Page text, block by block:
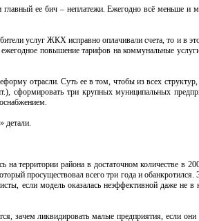
ее бич – неплатежи. Ежегодно всё меньше и
услуг ЖКХ исправно оплачивали счета, то и в
повышение тарифов на коммунальные
отрасли. Суть ее в том, чтобы из всех
сформировать три крупных муниципальных
детали.
на территории района в достаточном количестве в
просуществовал всего три года и обанкротился.
если модель оказалась неэффективной даже не в
зачем ликвидировать малые предприятия, если они